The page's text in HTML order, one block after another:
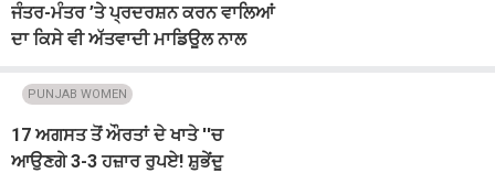
ਜੰਤਰ-ਮੰਤਰ ’ਤੇ ਪ੍ਰਦਰਸ਼ਨ ਕਰਨ ਵਾਲਿਆਂ
ਦਾ ਕਿਸੇ ਵੀ ਅੱਤਵਾਦੀ ਮਾਡਿਊਲ ਨਾਲ
PUNJAB WOMEN
17 ਅਗਸਤ ਤੋਂ ਔਰਤਾਂ ਦੇ ਖਾਤੇ ''ਚ
ਆਉਣਗੇ 3-3 ਹਜ਼ਾਰ ਰੁਪਏ! ਸ਼ੁਭੇਂਦੂ